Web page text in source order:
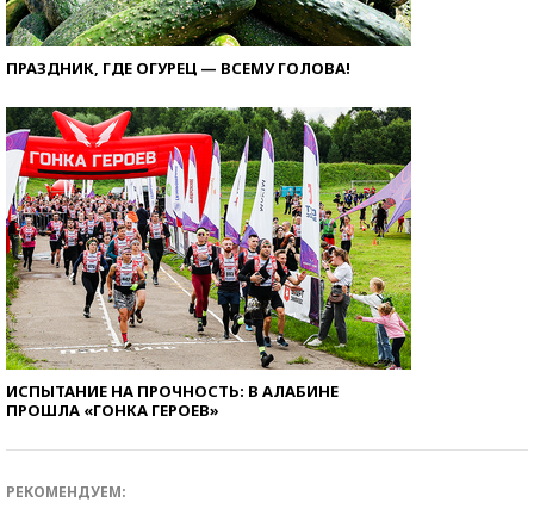
ПРАЗДНИК, ГДЕ ОГУРЕЦ — ВСЕМУ ГОЛОВА!
ИСПЫТАНИЕ НА ПРОЧНОСТЬ: В АЛАБИНЕ
ПРОШЛА «ГОНКА ГЕРОЕВ»
РЕКОМЕНДУЕМ: